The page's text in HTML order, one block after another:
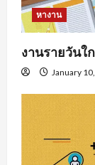
หางาน
งานรายวันใ
January